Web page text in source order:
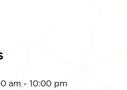
am - 10:00 pm